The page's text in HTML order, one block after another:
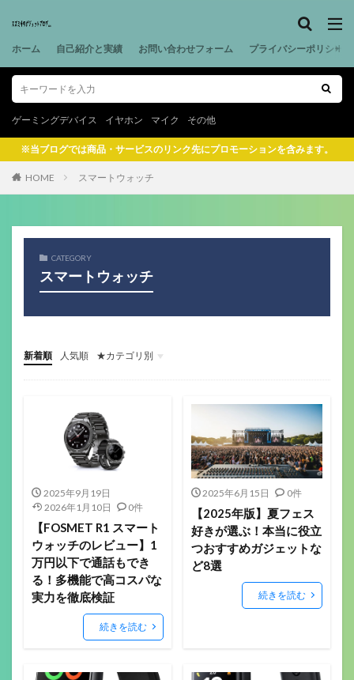
ホーム 自己紹介と実績 お問い合わせフォーム プライバシーポリシー
ゲーミングデバイス イヤホン マイク その他
※当ブログでは商品・サービスのリンク先にプロモーションを含みます。
HOME スマートウォッチ
CATEGORY
スマートウォッチ
新着順 人気順
★カテゴリ別
ゲーミングデバイス
ガジェット関係
その他(ガジェットや音楽）
音楽機材
マウス
キーボード
ヘッドセット
イヤホン
ゲーミングモニター
ヘッドホン
マイク
配信機材
ゲーミングパッド
ゲーミングチェア
サラウンドアンプ
マウスパッド
Webカメラ
スマートウォッチ
美容
フィットネス
ロボット掃除機
ボードゲーム
2025年9月19日
2026年1月10日
0件
【FOSMET R1 スマート
ウォッチのレビュー】1
万円以下で通話もでき
る！多機能で高コスパな
実力を徹底検証
続きを読む
2025年6月15日 0件
【2025年版】夏フェス
好きが選ぶ！本当に役立
つおすすめガジェットな
ど8選
続きを読む